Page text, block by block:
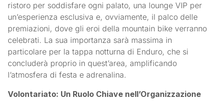
ristoro per soddisfare ogni palato, una lounge VIP per
un’esperienza esclusiva e, ovviamente, il palco delle
premiazioni, dove gli eroi della mountain bike verranno
celebrati. La sua importanza sarà massima in
particolare per la tappa notturna di Enduro, che si
concluderà proprio in quest’area, amplificando
l’atmosfera di festa e adrenalina.
Volontariato: Un Ruolo Chiave nell’Organizzazione